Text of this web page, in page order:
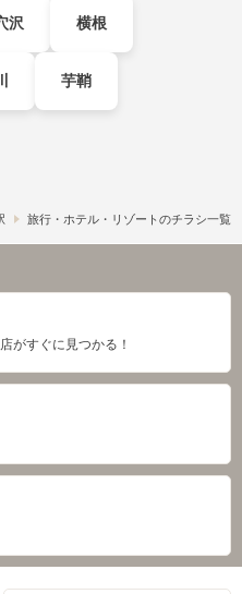
沢 横根
芋鞘
旅行・ホテル・リゾートのチラシ一覧
がすぐに見つかる！